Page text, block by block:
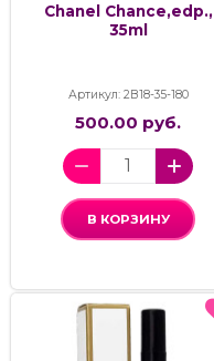
Chanel Chance,edp.,
35ml
Артикул: 2В18-35-180
500.00 руб.
В КОРЗИНУ